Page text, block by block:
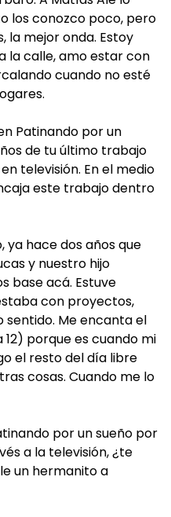
los conozco poco, pero
la mejor onda. Estoy
la calle, amo estar con
cuando no esté
Patinando por un
de tu último trabajo
televisión. En el medio
este trabajo dentro
ya hace dos años que
y nuestro hijo
base acá. Estuve
con proyectos,
Me encanta el
12) porque es cuando mi
el resto del día libre
cosas. Cuando me lo
por un sueño por
a la televisión, ¿te
un hermanito a